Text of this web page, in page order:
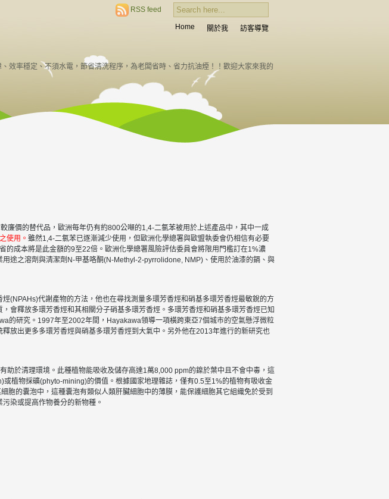
RSS feed
Home 關於我 訪客導覽
效率穩定、不須水電，節省清洗程序，為老闆省時、省力抗油煙！！歡迎大家來我的
廉價的替代品，歐洲每年仍有約800公噸的1,4-二氯苯被用於上述產品中，其中一成
使用。 雖然1,4-二氯苯已逐漸減少使用，但歐洲化學總署與歐盟執委會仍相信有必要
成本將是此金額的9至22倍。歐洲化學總署風險評估委員會將限用門檻訂在1%濃
途之溶劑與清潔劑N-甲基咯酮(N-Methyl-2-pyrrolidone, NMP)、使用於油漆的鎘、與
(NPAHs)代謝產物的方法，他也在尋找測量多環芳香烴和硝基多環芳香烴最敏銳的方
會釋放多環芳香烴和其相關分子硝基多環芳香烴。多環芳香烴和硝基多環芳香烴已知
的研究。1997年至2002年間，Hayakawa領導一項橫跨東亞7個城市的空氣懸浮微粒
放出更多多環芳香烴與硝基多環芳香烴到大氣中。另外他在2013年進行的新研究也
於清理環境。此種植物能吸收及儲存高達1萬8,000 ppm的鎳於葉中且不會中毒，這
植物採礦(phyto-mining)的價值。根據國家地理雜誌，僅有0.5至1%的植物有吸收金
的囊泡中，這種囊泡有類似人類肝臟細胞中的薄膜，能保護細胞其它組織免於受到
染或提高作物養分的新物種。